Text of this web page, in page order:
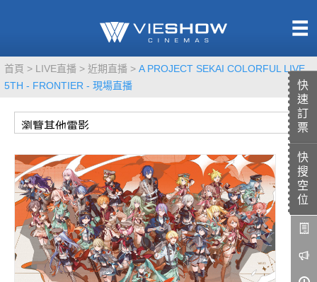
快
速
訂
票
快
搜
空
位
首頁 LIVE直播 近期直播
A PROJECT SEKAI COLORFUL LIVE
5TH - FRONTIER - 現場直播
熱售中
TITAN SCREEN
MUCROWN
IMAX
4DX
VR 演唱會
GOLD CLASS
AD口述影像
影城餐飲
UNICORN